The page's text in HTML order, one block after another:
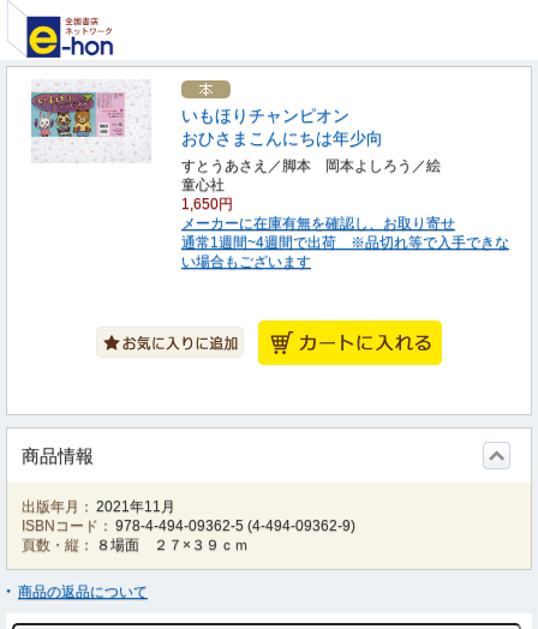
いもほりチャンピオン
おひさまこんにちは年少向
すとうあさえ／脚本 岡本よしろう／絵
童心社
1,650円
メーカーに在庫有無を確認し、お取り寄せ
通常1週間~4週間で出荷 ※品切れ等で入手できな
い場合もございます
商品情報
出版年月： 2021年11月
ISBNコード： 978-4-494-09362-5 (4-494-09362-9)
頁数・縦：
８場面 ２７×３９ｃｍ
商品の返品について